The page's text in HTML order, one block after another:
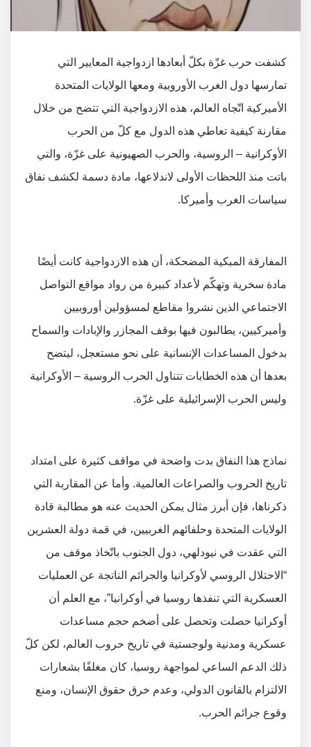
كشفت حرب غزّة بكلّ أبعادها ازدواجية المعايير التي
تمارسها دول الغرب الأوروبية ومعها الولايات المتحدة
الأميركية اتّجاه العالم، هذه الازدواجية التي تتضح من خلال
مقارنة كيفية تعاطي هذه الدول مع كلّ من الحرب
الأوكرانية – الروسية، والحرب الصهيونية على غزّة، والتي
باتت منذ اللحظات الأولى لاندلاعها، مادة دسمة لكشف نفاق
سياسات الغرب وأميركا.
المفارقة المبكية المضحكة، أن هذه الازدواجية كانت أيضًا
مادة سخرية وتهكّم لأعداد كبيرة من رواد مواقع التواصل
الاجتماعي الذين نشروا مقاطع لمسؤولين أوروبيين
وأميركيين، يطالبون فيها بوقف المجازر والإبادات والسماح
بدخول المساعدات الإنسانية على نحو مستعجل، ليتضح
بعدها أن هذه الخطابات تتناول الحرب الروسية – الأوكرانية
وليس الحرب الإسرائيلية على غزّة.
نماذج هذا النفاق بدت واضحة في مواقف كثيرة على امتداد
تاريخ الحروب والصراعات العالمية. وأما عن المقاربة التي
ذكرناها، فإن أبرز مثال يمكن الحديث عنه هو مطالبة قادة
الولايات المتحدة وحلفائهم الغربيين، في قمة دولة العشرين
التي عقدت في نيودلهي، دول الجنوب باتّخاذ موقف من
“الاحتلال الروسي لأوكرانيا والجرائم الناتجة عن العمليات
العسكرية التي تنفذها روسيا في أوكرانيا”، مع العلم أن
أوكرانيا حصلت وتحصل على أضخم حجم مساعدات
عسكرية ومدنية ولوجستية في تاريخ حروب العالم، لكن كلّ
ذلك الدعم الساعي لمواجهة روسيا، كان مغلفًا بشعارات
الالتزام بالقانون الدولي، وعدم خرق حقوق الإنسان، ومنع
وقوع جرائم الحرب.